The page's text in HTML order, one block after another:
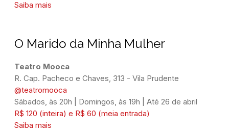
Saiba mais
O Marido da Minha Mulher
Teatro Mooca
@teatromooca
Sábados, às 20h | Domingos, às 19h | Até 26 de abril
R$ 120 (inteira) e R$ 60 (meia entrada)
Saiba mais